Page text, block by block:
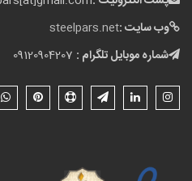
وب سایت :steelpars.net
شماره موبایل تلگرام :